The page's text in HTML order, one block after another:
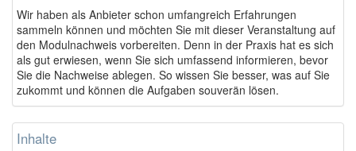
Wir haben als Anbieter schon umfangreich Erfahrungen
sammeln können und möchten Sie mit dieser Veranstaltung auf
den Modulnachweis vorbereiten. Denn in der Praxis hat es sich
als gut erwiesen, wenn Sie sich umfassend informieren, bevor
Sie die Nachweise ablegen. So wissen Sie besser, was auf Sie
zukommt und können die Aufgaben souverän lösen.
Inhalte